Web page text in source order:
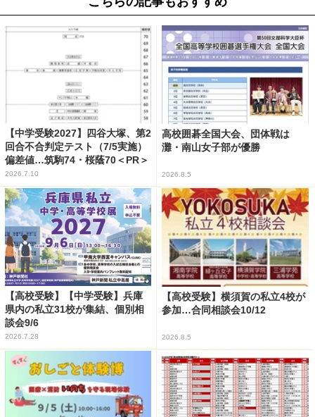
【中学受験2027】四谷大塚、第2
回合不合判定テスト（7/5実施）
偏差値…筑駒74・桜蔭70＜PR＞
2026.7.10
高校囲碁全国大会、団体戦は
灘・南山女子部が優勝
2026.8.5
【高校受験】【中学受験】兵庫
県内の私立31校が集結、個別相
談会9/6
2026.7.28
【高校受験】横須賀の私立4校が
参加…合同相談会10/12
2026.8.5